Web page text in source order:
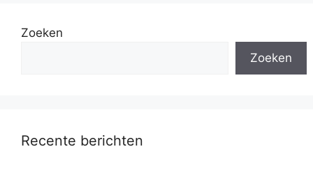
Zoeken
Zoeken
Recente berichten